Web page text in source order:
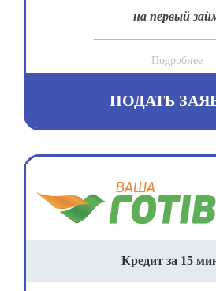
на первый
Подробнее
ПОДАТЬ
Кредит за 15